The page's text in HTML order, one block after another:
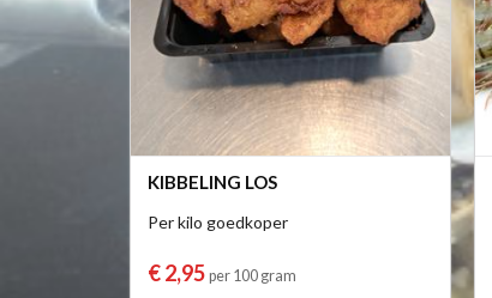
KIBBELING LOS
Per kilo goedkoper
€ 2,95 per 100 gram